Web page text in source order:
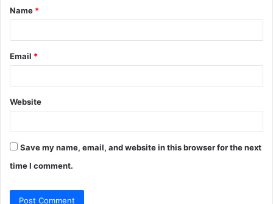
*
Name *
Email *
Website
Save my name, email, and website in this browser for the next
time I comment.